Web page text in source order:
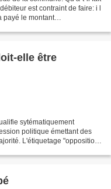
est contraint de faire: i l
payé le montant
elle être
sytématiquement
politique émettant des
L'étiquetage "opposition"